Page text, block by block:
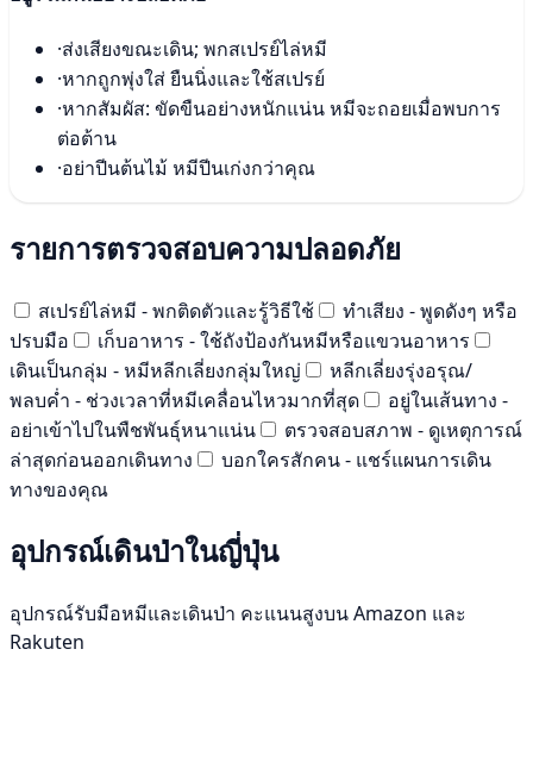
·ส่งเสียงขณะเดิน; พกสเปรย์ไล่หมี
·หากถูกพุ่งใส่ ยืนนิ่งและใช้สเปรย์
·หากสัมผัส: ขัดขืนอย่างหนักแน่น หมีจะถอยเมื่อพบการ
ต่อต้าน
·อย่าปีนต้นไม้ หมีปีนเก่งกว่าคุณ
รายการตรวจสอบความปลอดภัย
สเปรย์ไล่หมี - พกติดตัวและรู้วิธีใช้
ทำเสียง - พูดดังๆ หรือ
ปรบมือ
เก็บอาหาร - ใช้ถังป้องกันหมีหรือแขวนอาหาร
เดินเป็นกลุ่ม - หมีหลีกเลี่ยงกลุ่มใหญ่
หลีกเลี่ยงรุ่งอรุณ/
พลบค่ำ - ช่วงเวลาที่หมีเคลื่อนไหวมากที่สุด
อยู่ในเส้นทาง -
อย่าเข้าไปในพืชพันธุ์หนาแน่น
ตรวจสอบสภาพ - ดูเหตุการณ์
ล่าสุดก่อนออกเดินทาง
บอกใครสักคน - แชร์แผนการเดิน
ทางของคุณ
อุปกรณ์เดินป่าในญี่ปุ่น
อุปกรณ์รับมือหมีและเดินป่า คะแนนสูงบน Amazon และ
Rakuten